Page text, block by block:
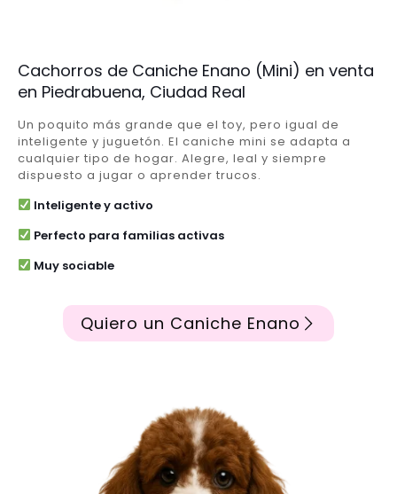
Cachorros de Caniche Enano (Mini) en venta
en Piedrabuena, Ciudad Real
Un poquito más grande que el toy, pero igual de
inteligente y juguetón. El caniche mini se adapta a
cualquier tipo de hogar. Alegre, leal y siempre
dispuesto a jugar o aprender trucos.
Inteligente y activo
Perfecto para familias activas
Muy sociable
Quiero un Caniche Enano